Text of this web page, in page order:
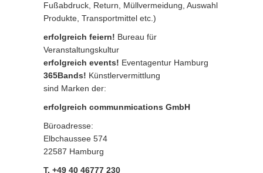
Fußabdruck, Return, Müllvermeidung, Auswahl
Produkte, Transportmittel etc.)
erfolgreich feiern! Bureau für
Veranstaltungskultur
erfolgreich events! Eventagentur Hamburg
365Bands! Künstlervermittlung
sind Marken der:
erfolgreich communmications GmbH
Büroadresse:
Elbchaussee 574
22587 Hamburg
T. +49 40 46777 230